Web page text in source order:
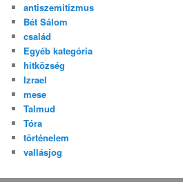
antiszemitizmus
Bét Sálom
család
Egyéb kategória
hitközség
Izrael
mese
Talmud
Tóra
történelem
vallásjog